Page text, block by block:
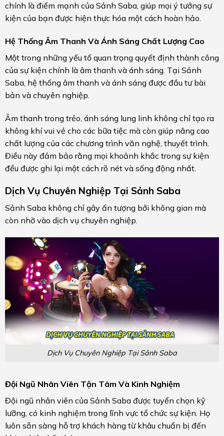
chính là điểm mạnh của Sảnh Saba, giúp mọi ý tưởng sự
kiện của bạn được hiện thực hóa một cách hoàn hảo.
Hệ Thống Âm Thanh Và Ánh Sáng Chất Lượng Cao
Một trong những yếu tố quan trọng quyết định thành công
của sự kiện chính là âm thanh và ánh sáng. Tại Sảnh
Saba, hệ thống âm thanh và ánh sáng được đầu tư bài
bản và chuyên nghiệp.
Âm thanh trong trẻo, ánh sáng lung linh không chỉ tạo ra
không khí vui vẻ cho các bữa tiệc mà còn giúp nâng cao
chất lượng của các chương trình văn nghệ, thuyết trình.
Điều này đảm bảo rằng mọi khoảnh khắc trong sự kiện
đều được ghi lại một cách rõ nét và sống động nhất.
Dịch Vụ Chuyên Nghiệp Tại Sảnh Saba
Sảnh Saba không chỉ gây ấn tượng bởi không gian mà
còn nhờ vào dịch vụ chuyên nghiệp.
Dịch Vụ Chuyên Nghiệp Tại Sảnh Saba
Đội Ngũ Nhân Viên Tận Tâm Và Kinh Nghiệm
Đội ngũ nhân viên của Sảnh Saba được tuyển chọn kỹ
lưỡng, có kinh nghiệm trong lĩnh vực tổ chức sự kiện. Họ
luôn sẵn sàng hỗ trợ khách hàng từ khâu chuẩn bị đến